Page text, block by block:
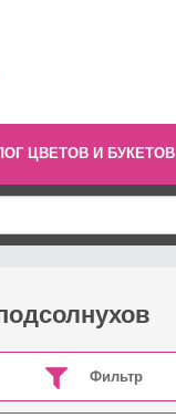
ЦВЕТОВ И БУКЕТОВ
Фильтр